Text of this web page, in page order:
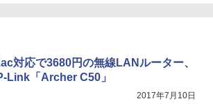
対応で3680円の無線LANルーター、
Link「Archer C50」
2017年7月10日